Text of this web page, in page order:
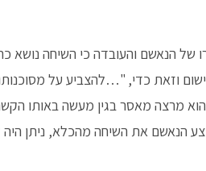
הנאשם והעובדה כי השיחה נושא
וזאת כדי, "…להצביע על
מרצה מאסר בגין מעשה באותו
הנאשם את השיחה מהכלא, ניתן